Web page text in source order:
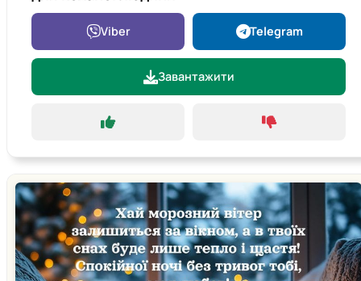
Viber Telegram
Завантажити